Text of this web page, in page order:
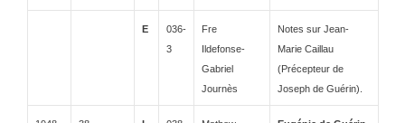
E
036-
3
Fre
Ildefonse-
Gabriel
Journès
Notes sur Jean-
Marie Caillau
(Précepteur de
Joseph de Guérin).